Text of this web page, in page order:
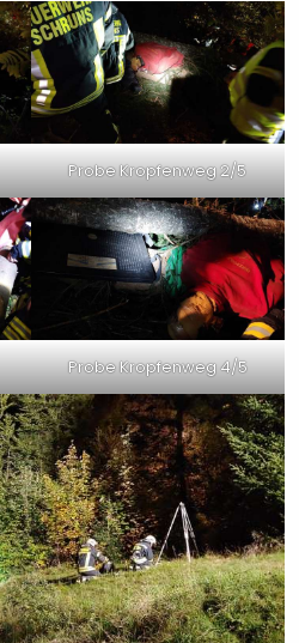
Probe Kropfenweg 2/5
Probe Kropfenweg 4/5